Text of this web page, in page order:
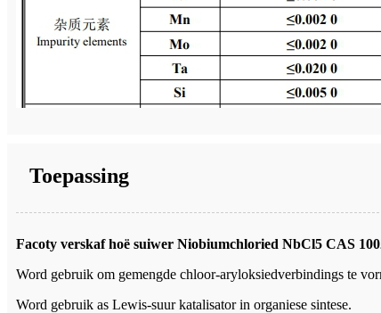
Toepassing
Facoty verskaf hoë suiwer Niobiumchloried NbCl5 CAS
Word gebruik om gemengde chloor-aryloksiedverbindings te
Word gebruik as Lewis-suur katalisator in organiese sintese.